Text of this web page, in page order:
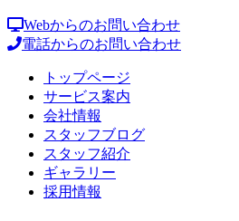
Webからのお問い合わせ
電話からのお問い合わせ
トップページ
サービス案内
会社情報
スタッフブログ
スタッフ紹介
ギャラリー
採用情報